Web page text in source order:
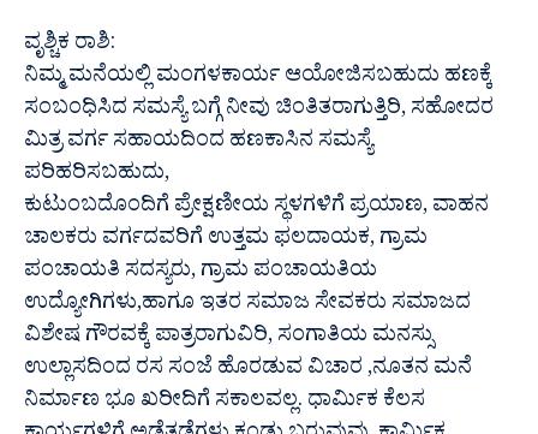
ವೃಶ್ಚಿಕ ರಾಶಿ:
ನಿಮ್ಮ ಮನೆಯಲ್ಲಿ ಮಂಗಳಕಾರ್ಯ ಆಯೋಜಿಸಬಹುದು ಹಣಕ್ಕೆ
ಸಂಬಂಧಿಸಿದ ಸಮಸ್ಯೆ ಬಗ್ಗೆ ನೀವು ಚಿಂತಿತರಾಗುತ್ತಿರಿ, ಸಹೋದರ
ಮಿತ್ರ ವರ್ಗ ಸಹಾಯದಿಂದ ಹಣಕಾಸಿನ ಸಮಸ್ಯೆ
ಪರಿಹರಿಸಬಹುದು,
ಕುಟುಂಬದೊಂದಿಗೆ ಪ್ರೇಕ್ಷಣೀಯ ಸ್ಥಳಗಳಿಗೆ ಪ್ರಯಾಣ, ವಾಹನ
ಚಾಲಕರು ವರ್ಗದವರಿಗೆ ಉತ್ತಮ ಫಲದಾಯಕ, ಗ್ರಾಮ
ಪಂಚಾಯತಿ ಸದಸ್ಯರು, ಗ್ರಾಮ ಪಂಚಾಯತಿಯ
ಉದ್ಯೋಗಿಗಳು,ಹಾಗೂ ಇತರ ಸಮಾಜ ಸೇವಕರು ಸಮಾಜದ
ವಿಶೇಷ ಗೌರವಕ್ಕೆ ಪಾತ್ರರಾಗುವಿರಿ, ಸಂಗಾತಿಯ ಮನಸ್ಸು
ಉಲ್ಲಾಸದಿಂದ ರಸ ಸಂಜೆ ಹೊರಡುವ ವಿಚಾರ ,ನೂತನ ಮನೆ
ನಿರ್ಮಾಣ ಭೂ ಖರೀದಿಗೆ ಸಕಾಲವಲ್ಲ. ಧಾರ್ಮಿಕ ಕೆಲಸ